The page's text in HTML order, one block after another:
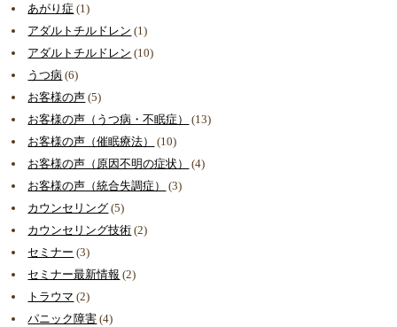
あがり症 (1)
アダルトチルドレン (1)
アダルトチルドレン (10)
うつ病 (6)
お客様の声 (5)
お客様の声（うつ病・不眠症）
(13)
お客様の声（催眠療法）
(10)
お客様の声（原因不明の症状）
(4)
お客様の声（統合失調症）
(3)
カウンセリング (5)
カウンセリング技術 (2)
セミナー (3)
セミナー最新情報 (2)
トラウマ (2)
パニック障害 (4)